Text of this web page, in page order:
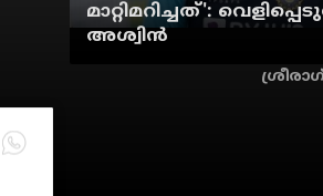
മാറ്റിമറിച്ചത്':
അശ്വിന്‍